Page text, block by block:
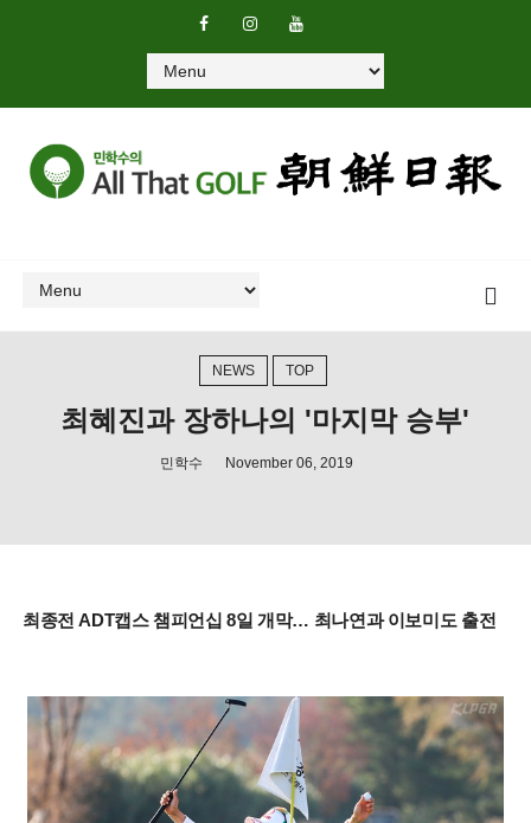
NEWS TOP
최혜진과 장하나의 '마지막 승부'
민학수 November 06, 2019
최종전 ADT캡스 챔피언십 8일 개막… 최나연과 이보미도 출전